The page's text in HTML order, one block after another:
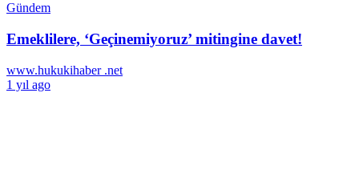
Gündem
Emeklilere, ‘Geçinemiyoruz’ mitingine davet!
www.hukukihaber .net
1 yıl ago